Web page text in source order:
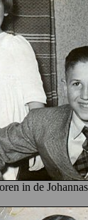
in de